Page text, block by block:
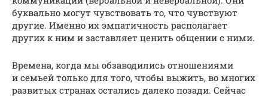
буквально могут чувствовать то, что чувствуют
другие. Именно их эмпатичность располагает
других к ним и заставляет ценить общении с ними.
Времена, когда мы обзаводились отношениями
и семьей только для того, чтобы выжить, во многих
развитых странах остались далеко позади. Сейчас